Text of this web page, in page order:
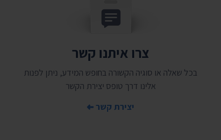
צרו איתנו קשר
בכל שאלה או סוגיה הקשורה בחופש המידע, ניתן לפנות
אלינו דרך טופס יצירת הקשר
יצירת קשר